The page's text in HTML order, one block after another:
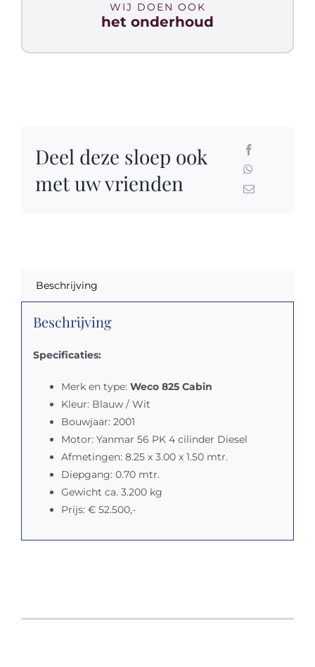
WIJ DOEN OOK
het onderhoud
Deel deze sloep ook
met uw vrienden
Beschrijving
Beschrijving
Specificaties:
Merk en type: Weco 825 Cabin
Kleur: Blauw / Wit
Bouwjaar: 2001
Motor: Yanmar 56 PK 4 cilinder Diesel
Afmetingen: 8.25 x 3.00 x 1.50 mtr.
Diepgang: 0.70 mtr.
Gewicht ca. 3.200 kg
Prijs: € 52.500,-